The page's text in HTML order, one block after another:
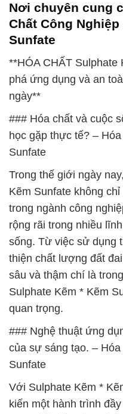
Nơi chuyên cung
Chất Công
Sunfate
**HÓA CHẤT Sulphate
phá ứng dụng và an
ngày**
### Hóa chất và cuộc
học gặp thực tế? –
Sunfate
Trong thế giới ngày
Kẽm Sunfate không
trong ngành công
rộng rãi trong nhiều
sống. Từ việc sử dụng
thiện chất lượng đất
sâu và thậm chí là
Sulphate Kẽm * Kẽm
quan trọng.
### Nghệ thuật ứng
của sự sáng tạo. –
Sunfate
Với Sulphate Kẽm *
kiến một hành trình